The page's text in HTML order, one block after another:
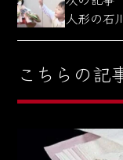
人形の石
こちらの記